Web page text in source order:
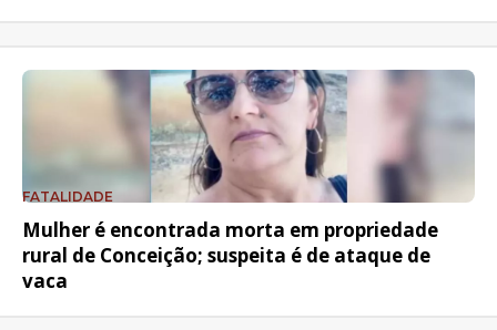
FATALIDADE
Mulher é encontrada morta em propriedade
rural de Conceição; suspeita é de ataque de
vaca